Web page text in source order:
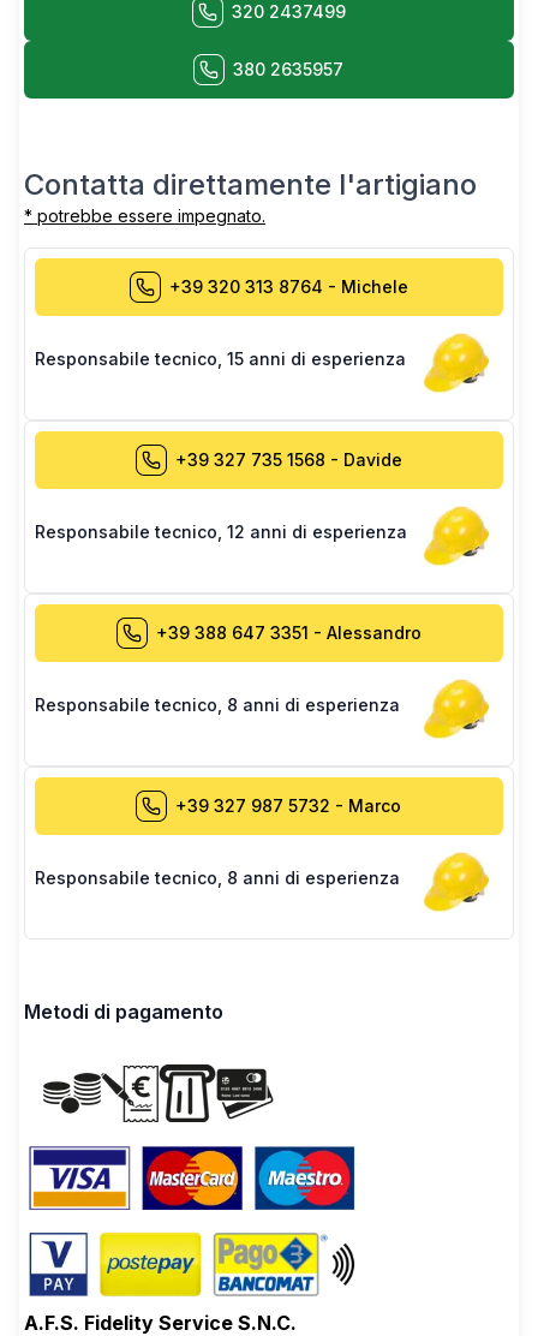
320 2437499
380 2635957
Contatta direttamente l'artigiano
* potrebbe essere impegnato.
+39 320 313 8764 - Michele
Responsabile tecnico 15 anni di esperienza
+39 327 735 1568 - Davide
Responsabile tecnico 12 anni di esperienza
+39 388 647 3351 - Alessandro
Responsabile tecnico 8 anni di esperienza
+39 327 987 5732 - Marco
Responsabile tecnico 8 anni di esperienza
Metodi di pagamento
A.F.S. Fidelity Service S.N.C.